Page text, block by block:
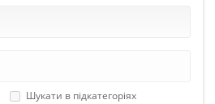
Шукати в підкатегоріях